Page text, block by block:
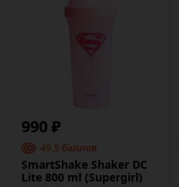
990 ₽
49.5 баллов
SmartShake Shaker DC
Lite 800 ml (Supergirl)